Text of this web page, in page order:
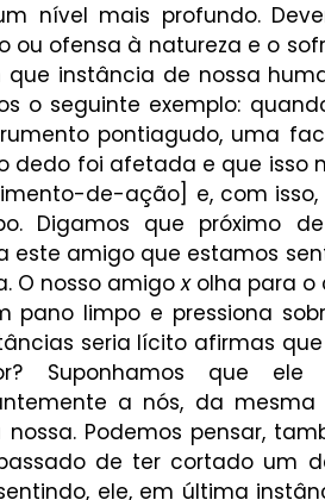
nível mais profundo.
ou ofensa à natureza e o
instância de nossa
o seguinte exemplo:
pontiagudo, uma
dedo foi afetada e que isso
de-ação] e, com
Digamos que próximo
este amigo que estamos
O nosso amigo x olha para o
pano limpo e pressiona
seria lícito afirmas
Suponhamos que ele
a nós, da
Podemos pensar,
de ter cortado um
ele, em última